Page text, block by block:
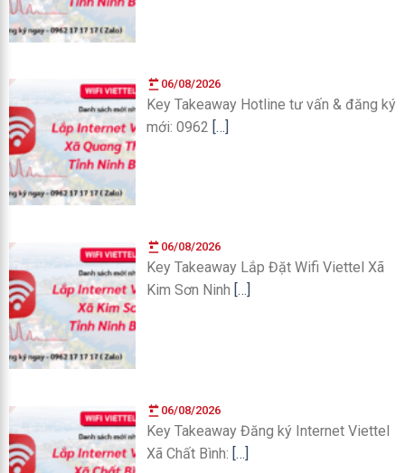
06/08/2026
Key Takeaway Hotline tư vấn & đăng ký
mới: 0962 […]
06/08/2026
Key Takeaway Lắp Đặt Wifi Viettel Xã
Kim Sơn Ninh […]
06/08/2026
Key Takeaway Đăng ký Internet Viettel
Xã Chất Bình: […]